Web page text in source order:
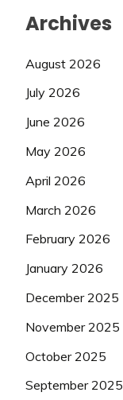
Archives
August 2026
July 2026
June 2026
May 2026
April 2026
March 2026
February 2026
January 2026
December 2025
November 2025
October 2025
September 2025